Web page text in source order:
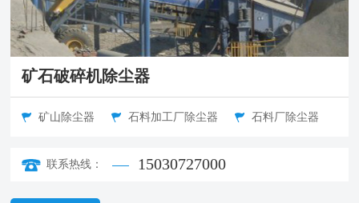
矿石破碎机除尘器
矿山除尘器 石料加工厂除尘器 石料厂除尘器
联系热线： 15030727000